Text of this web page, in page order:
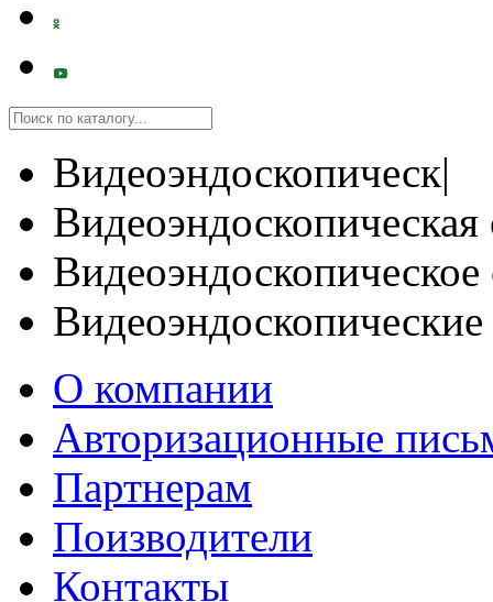
Видеоэндоскопическ|
Видеоэндоскопическая
О компании
Авторизационные
Партнерам
Поизводители
Контакты